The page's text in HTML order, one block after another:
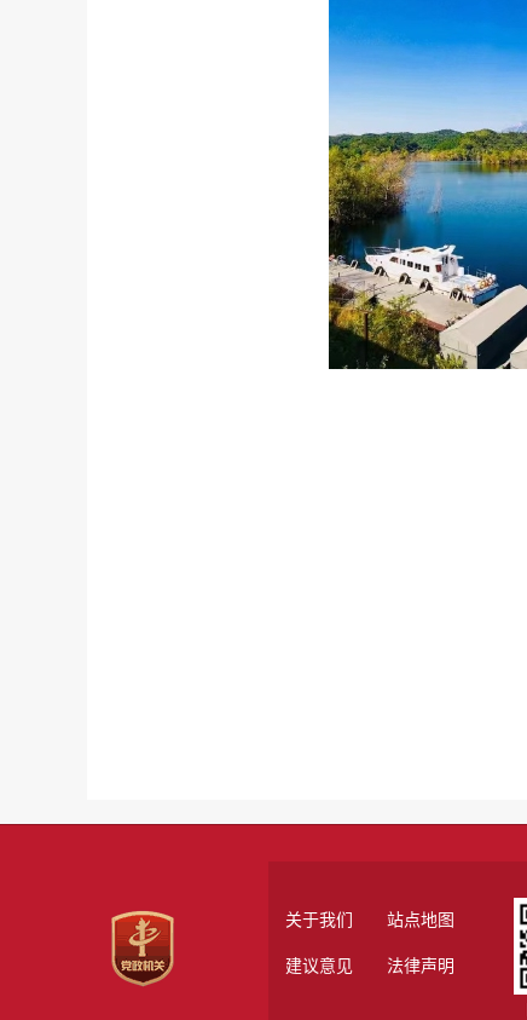
关于我们 站点地图
建议意见 法律声明